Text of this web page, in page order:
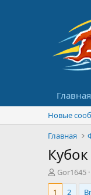
Главная
Новые
Главная
А
в
Gor1645
1
2